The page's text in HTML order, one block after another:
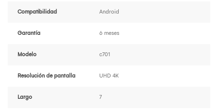
Compatibilidad Android
Garantía 6 meses
Modelo c701
Resolución de pantalla UHD 4K
Largo 7